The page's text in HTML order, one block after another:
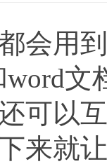
用到
可以
来就